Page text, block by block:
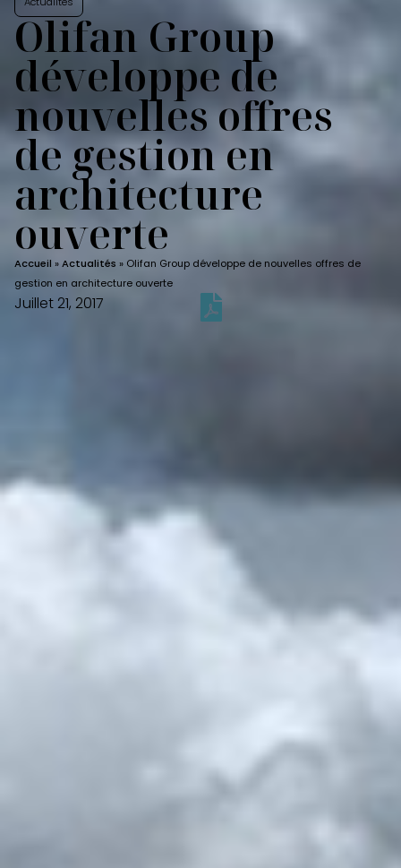
Olifan Group
développe de
nouvelles offres
de gestion en
architecture
ouverte
Accueil »Actualités » Olifan Group développe de nouvelles offres de
gestion en architecture ouverte
Juillet 21, 2017